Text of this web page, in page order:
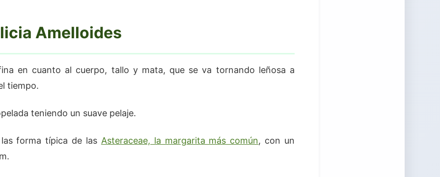
Amelloides
en cuanto al cuerpo, tallo y mata, que se va tornando leñosa a
tiempo.
teniendo un suave pelaje.
forma típica de las Asteraceae, la margarita más común, con un